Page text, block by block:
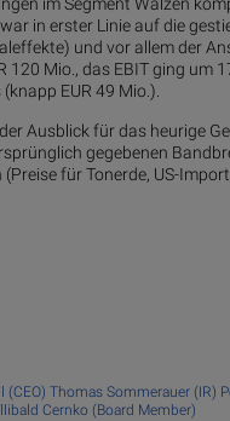
in erster Linie auf die
und vor allem der
120 Mio., das EBIT ging um
EUR 49 Mio.).
Ausblick für das heurige
gegebenen
für Tonerde, US-
(CEO) Thomas Sommerauer (IR)
Cernko (Board Member)